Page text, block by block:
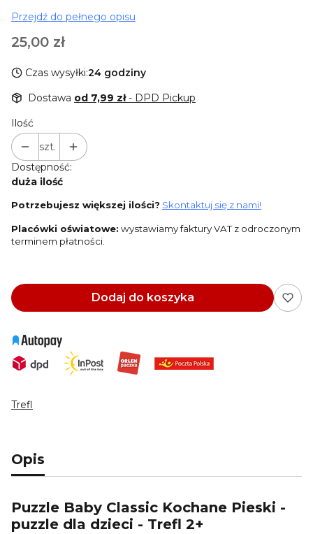
Przejdź do pełnego opisu
Cena
25,00 zł
Czas wysyłki:24 godziny
Dostawa od 7,99 zł- DPD Pickup
Ilość
szt.
Dostępność:
duża ilość
Potrzebujesz większej ilości? Skontaktuj się z nami!
Placówki oświatowe: wystawiamy faktury VAT z odroczonym
terminem płatności.
Dodaj do koszyka
Trefl
Opis
Puzzle Baby Classic Kochane Pieski -
puzzle dla dzieci - Trefl 2+